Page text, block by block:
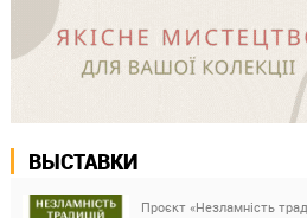
ВЫСТАВКИ
Проєкт «Незламність